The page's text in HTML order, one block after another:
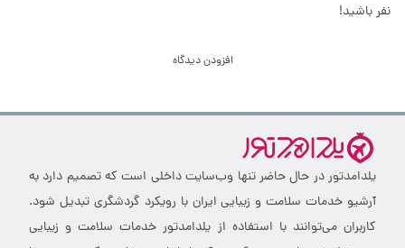
نفر باشید!
افزودن دیدگاه
یلدامدتور در حال حاضر تنها وب‌سایت داخلی است که تصمیم دارد به
آرشیو خدمات سلامت و زیبایی ایران با رویکرد گردشگری تبدیل شود.
کاربران می‌توانند با استفاده از یلدامدتور خدمات سلامت و زیبایی